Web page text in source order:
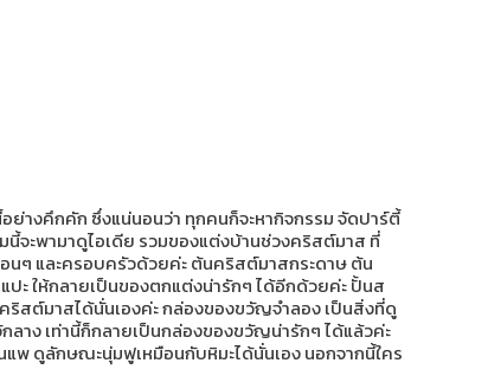
ย่างคึกคัก ซึ่งแน่นอนว่า ทุกคนก็จะหากิจกรรม จัดปาร์ตี้
จะพามาดูไอเดีย รวมของแต่งบ้านช่วงคริสต์มาส ที่
นๆ และครอบครัวด้วยค่ะ ต้นคริสต์มาสกระดาษ ต้น
ะ ให้กลายเป็นของตกแต่งน่ารักๆ ได้อีกด้วยค่ะ ปั้นส
ริสต์มาสได้นั่นเองค่ะ กล่องของขวัญจำลอง เป็นสิ่งที่ดู
ลาง เท่านี้ก็กลายเป็นกล่องของขวัญน่ารักๆ ได้แล้วค่ะ
แพ ดูลักษณะนุ่มฟูเหมือนกับหิมะได้นั่นเอง นอกจากนี้ใคร